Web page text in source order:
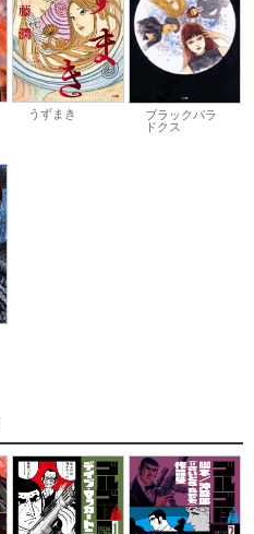
うずまき
ブラックパラ
ドクス